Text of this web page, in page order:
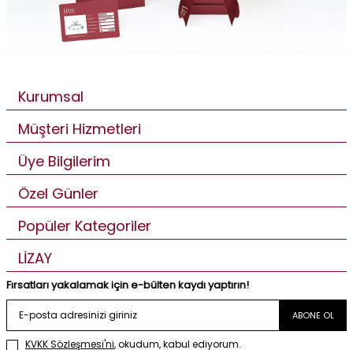
Kurumsal
Müşteri Hizmetleri
Üye Bilgilerim
Özel Günler
Popüler Kategoriler
LİZAY
Fırsatları yakalamak için e-bülten kaydı yaptırın!
ABONE OL
KVKK Sözleşmesi'ni, okudum, kabul ediyorum.